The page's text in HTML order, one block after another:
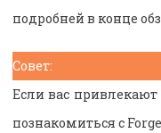
подробней в конце
Совет:
Если вас
познакомиться с